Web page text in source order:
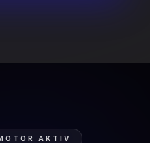
AKTIV